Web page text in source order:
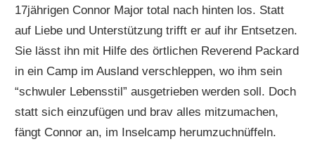
17jährigen Connor Major total nach hinten los. Statt
auf Liebe und Unterstützung trifft er auf ihr Entsetzen.
Sie lässt ihn mit Hilfe des örtlichen Reverend Packard
in ein Camp im Ausland verschleppen, wo ihm sein
“schwuler Lebensstil” ausgetrieben werden soll. Doch
statt sich einzufügen und brav alles mitzumachen,
fängt Connor an, im Inselcamp herumzuchnüffeln.